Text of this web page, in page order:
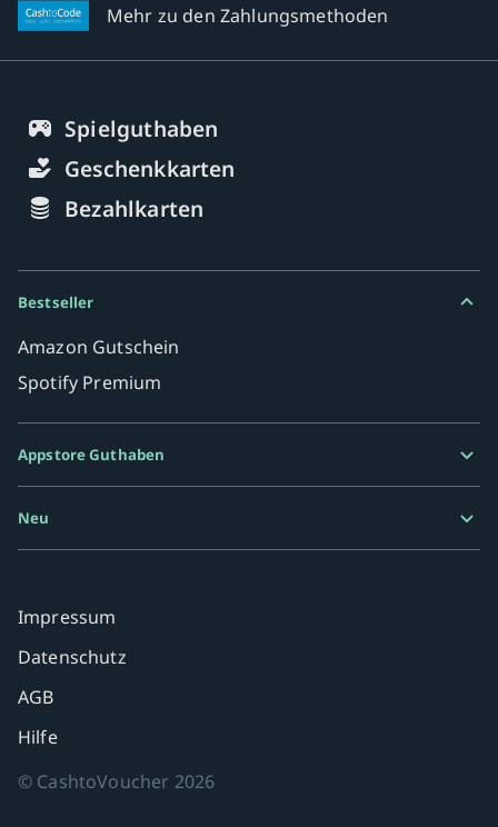
Mehr zu den Zahlungsmethoden
Spielguthaben
Geschenkkarten
Bezahlkarten
Bestseller
Amazon Gutschein
Spotify Premium
Appstore Guthaben
Neu
Impressum
Datenschutz
AGB
Hilfe
© CashtoVoucher 2026